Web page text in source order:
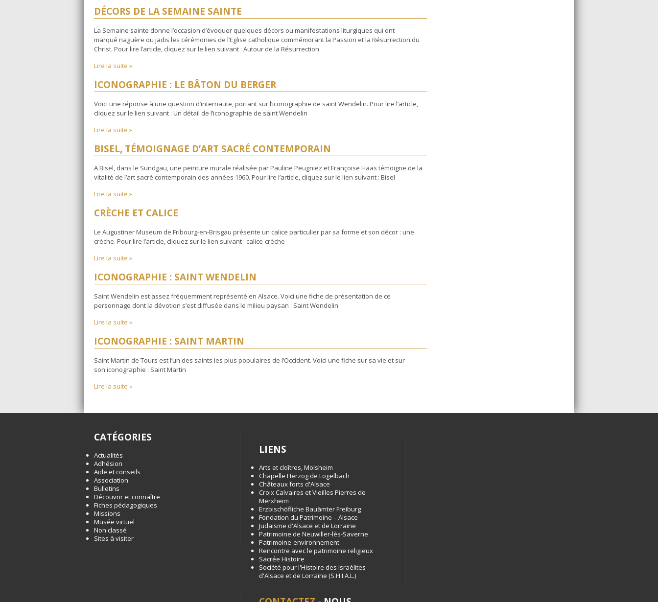
DÉCORS DE LA SEMAINE SAINTE
La Semaine sainte donne l’occasion d’évoquer quelques décors ou manifestations liturgiques qui ont
marqué naguère ou jadis les cérémonies de l’Eglise catholique commémorant la Passion et la Résurrection du
Christ. Pour lire l’article, cliquez sur le lien suivant : Autour de la Résurrection
Lire la suite »
ICONOGRAPHIE : LE BÂTON DU BERGER
Voici une réponse à une question d’internaute, portant sur l’iconographie de saint Wendelin. Pour lire l’article,
cliquez sur le lien suivant : Un détail de l’iconographie de saint Wendelin
Lire la suite »
BISEL, TÉMOIGNAGE D’ART SACRÉ CONTEMPORAIN
A Bisel, dans le Sundgau, une peinture murale réalisée par Pauline Peugniez et Françoise Haas témoigne de la
vitalité de l’art sacré contemporain des années 1960. Pour lire l’article, cliquez sur le lien suivant : Bisel
Lire la suite »
CRÈCHE ET CALICE
Le Augustiner Museum de Fribourg-en-Brisgau présente un calice particulier par sa forme et son décor : une
crèche. Pour lire l’article, cliquez sur le lien suivant : calice-crèche
Lire la suite »
ICONOGRAPHIE : SAINT WENDELIN
Saint Wendelin est assez fréquemment représenté en Alsace. Voici une fiche de présentation de ce
personnage dont la dévotion s’est diffusée dans le milieu paysan : Saint Wendelin
Lire la suite »
ICONOGRAPHIE : SAINT MARTIN
Saint Martin de Tours est l’un des saints les plus populaires de l’Occident. Voici une fiche sur sa vie et sur
son iconographie : Saint Martin
Lire la suite »
CATÉGORIES
Actualités
Adhésion
Aide et conseils
Association
Bulletins
Découvrir et connaître
Fiches pédagogiques
Missions
Musée virtuel
Non classé
Sites à visiter
LIENS
Arts et cloîtres, Molsheim
Chapelle Herzog de Logelbach
Châteaux forts d'Alsace
Croix Calvaires et Vieilles Pierres de
Merxheim
Erzbischöfliche Bauämter Freiburg
Fondation du Patrimoine – Alsace
Judaïsme d'Alsace et de Lorraine
Patrimoine de Neuwiller-lès-Saverne
Patrimoine-environnement
Rencontre avec le patrimoine religieux
Sacrée Histoire
Société pour l'Histoire des Israélites
d'Alsace et de Lorraine (S.H.I.A.L.)